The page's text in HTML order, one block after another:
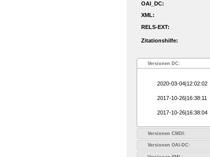
OAI_DC:
XML:
RELS-EXT:
Zitationshilfe:
Versionen DC:
2020-03-04|12:02:02
2017-10-26|16:38:11
2017-10-26|16:38:04
Versionen CMDI:
Versionen OAI-DC: